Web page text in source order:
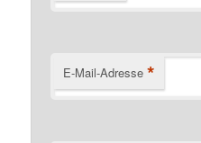
E-Mail-Adresse *